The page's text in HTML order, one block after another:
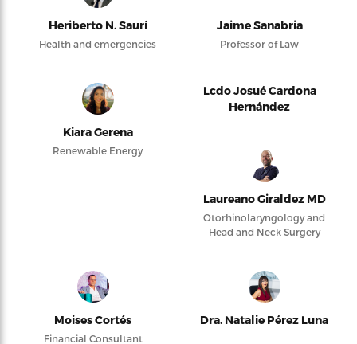
Heriberto N. Saurí
Health and emergencies
Jaime Sanabria
Professor of Law
Kiara Gerena
Renewable Energy
Lcdo Josué Cardona
Hernández
Laureano Giraldez MD
Otorhinolaryngology and
Head and Neck Surgery
Moises Cortés
Financial Consultant
Dra. Natalie Pérez Luna